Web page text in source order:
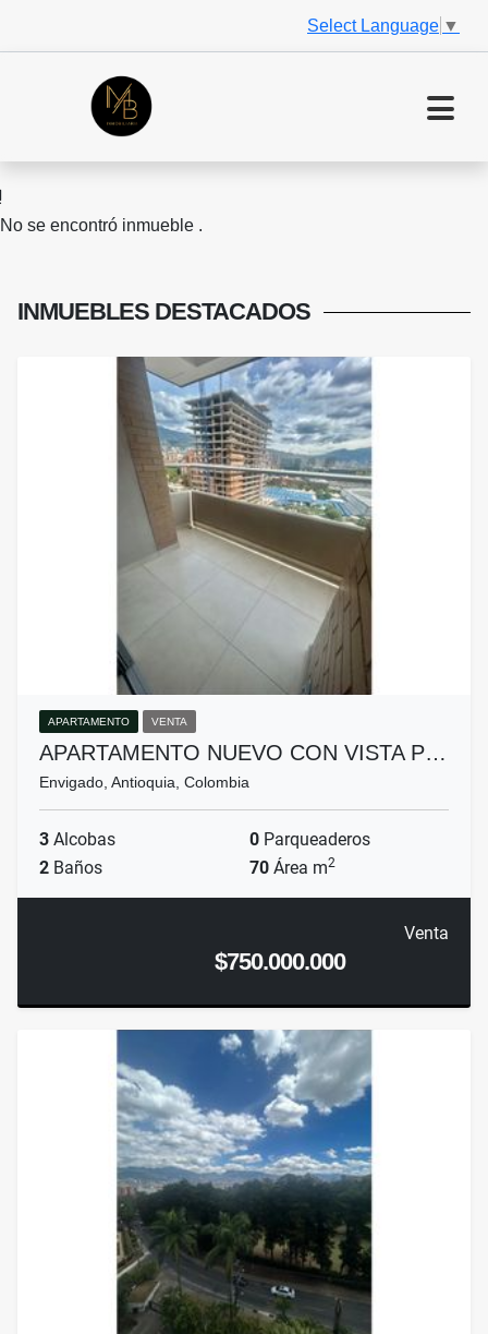
Select Language ▼
No se encontró inmueble .
INMUEBLES DESTACADOS
APARTAMENTO VENTA
APARTAMENTO NUEVO CON VISTA P…
Envigado, Antioquia, Colombia
3 Alcobas 0 Parqueaderos
2 Baños 70 Área m2
Venta
$750.000.000